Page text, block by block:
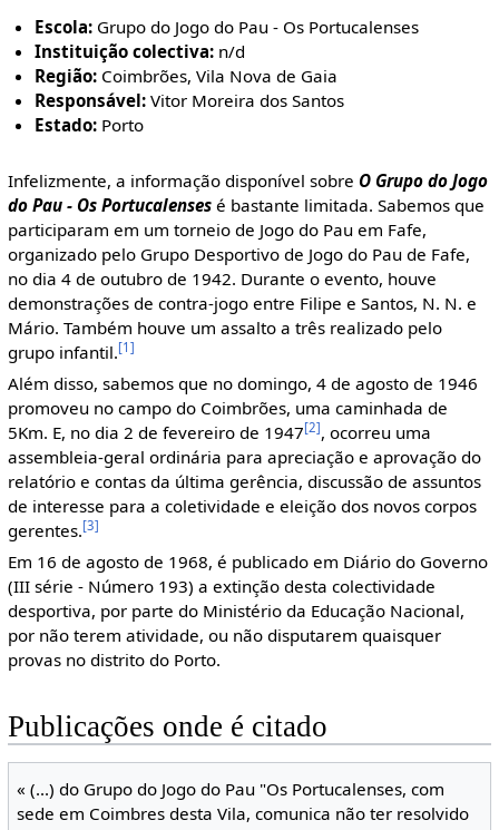
Escola: Grupo do Jogo do Pau - Os Portucalenses
Instituição colectiva: n/d
Região: Coimbrões, Vila Nova de Gaia
Responsável: Vitor Moreira dos Santos
Estado: Porto
Infelizmente, a informação disponível sobre O Grupo do Jogo
do Pau - Os Portucalensesé bastante limitada. Sabemos que
participaram em um torneio de Jogo do Pau em Fafe,
organizado pelo Grupo Desportivo de Jogo do Pau de Fafe,
no dia 4 de outubro de 1942. Durante o evento, houve
demonstrações de contra-jogo entre Filipe e Santos, N. N. e
Mário. Também houve um assalto a três realizado pelo
grupo infantil.[1]
Além disso, sabemos que no domingo, 4 de agosto de 1946
promoveu no campo do Coimbrões, uma caminhada de
5Km. E, no dia 2 de fevereiro de 1947[2], ocorreu uma
assembleia-geral ordinária para apreciação e aprovação do
relatório e contas da última gerência, discussão de assuntos
de interesse para a coletividade e eleição dos novos corpos
gerentes.[3]
Em 16 de agosto de 1968, é publicado em Diário do Governo
(III série - Número 193) a extinção desta colectividade
desportiva, por parte do Ministério da Educação Nacional,
por não terem atividade, ou não disputarem quaisquer
provas no distrito do Porto.
Publicações onde é citado
« (...) do Grupo do Jogo do Pau "Os Portucalenses, com
sede em Coimbres desta Vila, comunica não ter resolvido